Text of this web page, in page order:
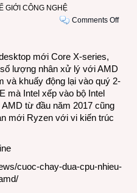
GIỚI CÔNG NGHỆ
Comments Offon
nhiều
và
mới Core X-series,
lượng nhân xử lý với AMD
và khuấy động lại vào quý 2-
mà Intel xếp vào bộ Intel
từ đầu năm 2017 cũng
mới Ryzen với vi kiến trúc
cuoc-chay-dua-cpu-nhieu-